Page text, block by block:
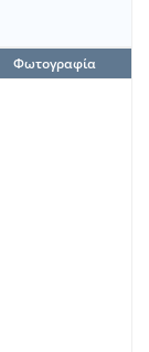
Φωτογραφία